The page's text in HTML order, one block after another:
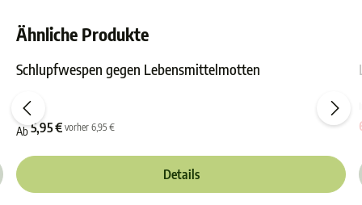
Ähnliche Produkte
Schlupfwespen gegen Lebensmittelmotten
Ab5,95 € vorher 6,95 €
Details